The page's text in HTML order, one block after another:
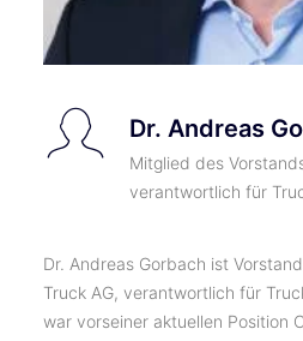
Dr. Andreas
Mitglied des
verantwortlich für
Dr. Andreas Gorbach ist
Truck AG, verantwortlich für
war vorseiner aktuellen Position